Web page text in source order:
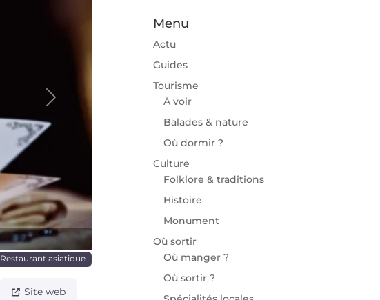
Prochaine
Restaurant asiatique
Site web
Menu
Actu
Guides
Tourisme
À voir
Balades & nature
Où dormir ?
Culture
Folklore & traditions
Histoire
Monument
Où sortir
Où manger ?
Où sortir ?